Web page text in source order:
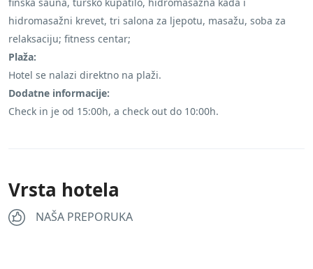
hidromasažni krevet, tri salona za ljepotu, masažu, soba za
relaksaciju; fitness centar;
Plaža:
Hotel se nalazi direktno na plaži.
Dodatne informacije:
Check in je od 15:00h, a check out do 10:00h.
Vrsta hotela
NAŠA PREPORUKA